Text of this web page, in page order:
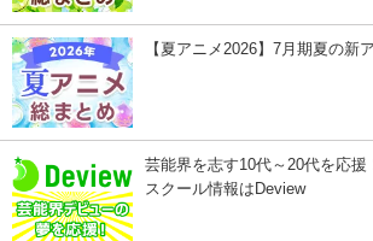
【夏アニメ2026】7月期夏の新
芸能界を志す10代～20代を応援
スクール情報はDeview